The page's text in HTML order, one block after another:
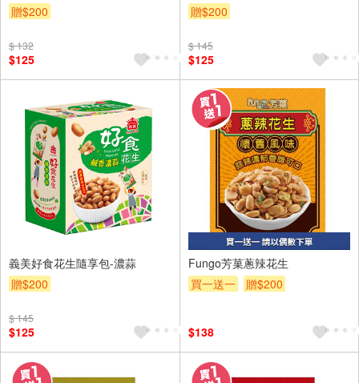
贈$200
$ 132
$125
贈$200
$ 145
$125
義美好食花生隨享包-濃蒜
贈$200
$ 145
$125
Fungo芳菓蔥辣花生
買一送一
贈$200
$138